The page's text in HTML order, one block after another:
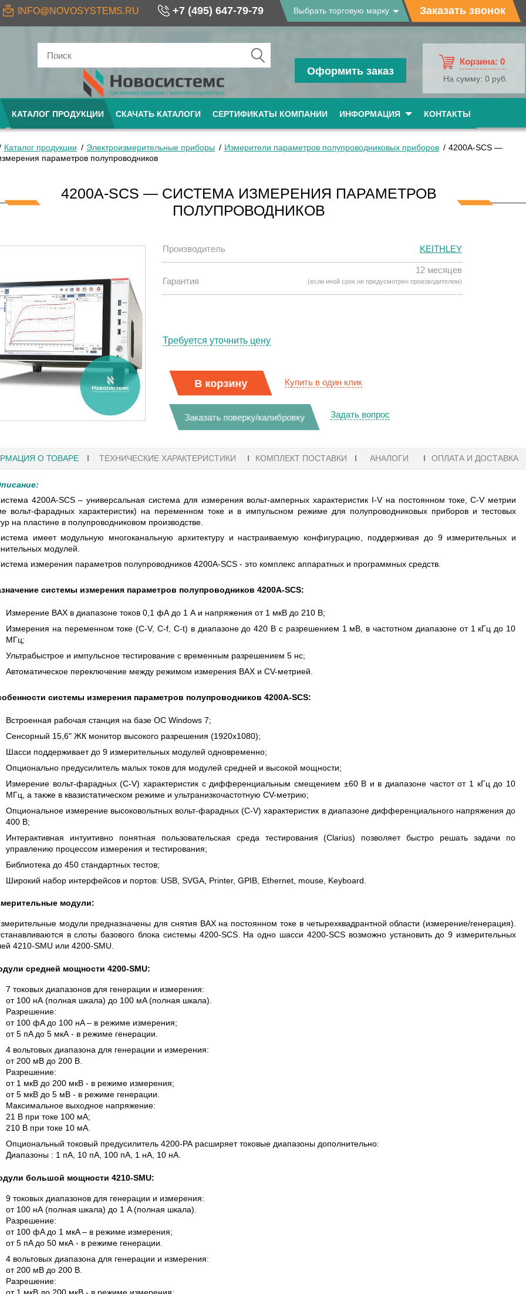
INFO@NOVOSYSTEMS.RU +7 (495) 647-79-79 Выбрать торговую марку Заказать звонок
Оформить заказ
Корзина: 0
На сумму: 0 руб.
КАТАЛОГ ПРОДУКЦИИ СКАЧАТЬ КАТАЛОГИ СЕРТИФИКАТЫ КОМПАНИИ ИНФОРМАЦИЯ КОНТАКТЫ
СЕРИИ UXR
В НАЛИЧИИ! ZVH8, АНАЛИЗАТОР
КАБЕЛЕЙ И АНТЕНН, 100 КГЦ ДО 8 ГГЦ
(ГОСРЕЕСТР РФ)
Прочитать
Каталог продукции Электроизмерительные приборы Измерители параметров полупроводниковых приборов
4200A-SCS —
параметров полупроводников
4200A-SCS — СИСТЕМА ИЗМЕРЕНИЯ ПАРАМЕТРОВ
ПОЛУПРОВОДНИКОВ
Производитель KEITHLEY
Гарантия
12 месяцев
(если иной срок не предусмотрен производителем)
Требуется уточнить цену
В корзину Купить в один клик
Заказать поверку/калибровку Задать вопрос
О ТОВАРЕ ТЕХНИЧЕСКИЕ ХАРАКТЕРИСТИКИ КОМПЛЕКТ ПОСТАВКИ АНАЛОГИ ОПЛАТА И ДОСТАВКА
4200A-SCS – универсальная система для измерения вольт-амперных характеристик I-V на постоянном токе, С-V метрии
вольт-фарадных характеристик) на переменном токе и в импульсном режиме для полупроводниковых приборов и тестовых
на пластине в полупроводниковом производстве.
имеет модульную многоканальную архитектуру и настраиваемую конфигурацию, поддерживая до 9 измерительных и
модулей.
измерения параметров полупроводников 4200A-SCS - это комплекс аппаратных и программных средств.
системы измерения параметров полупроводников 4200A-SCS:
Измерение ВАХ в диапазоне токов 0,1 фА до 1 А и напряжения от 1 мкВ до 210 В;
Измерения на переменном токе (C-V, C-f, C-t) в диапазоне до 420 В с разрешением 1 мВ, в частотном диапазоне от 1 кГц до 10
МГц;
Ультрабыстрое и импульсное тестирование с временным разрешением 5 нс;
Автоматическое переключение между режимом измерения ВАХ и CV-метрией.
системы измерения параметров полупроводников 4200A-SCS:
Встроенная рабочая станция на базе ОС Windows 7;
Сенсорный 15,6" ЖК монитор высокого разрешения (1920x1080);
Шасси поддерживает до 9 измерительных модулей одновременно;
Опционально предусилитель малых токов для модулей средней и высокой мощности;
Измерение вольт-фарадных (C-V) характеристик с дифференциальным смещением ±60 В и в диапазоне частот от 1 кГц до 10
МГц, а также в квазистатическом режиме и ультранизкочастотную CV-метрию;
Опциональное измерение высоковольтных вольт-фарадных (С-V) характеристик в диапазоне дифференциального напряжения до
400 В;
Интерактивная интуитивно понятная пользовательская среда тестирования (Clarius) позволяет быстро решать задачи по
управлению процессом измерения и тестирования;
Библиотека до 450 стандартных тестов;
Широкий набор интерфейсов и портов: USB, SVGA, Printer, GPIB, Ethernet, mouse, Keyboard.
модули:
модули предназначены для снятия ВАХ на постоянном токе в четырехквадрантной области (измерение/генерация).
в слоты базового блока системы 4200-SCS. На одно шасси 4200-SCS возможно установить до 9 измерительных
4210-SMU или 4200-SMU.
средней мощности 4200-SMU:
7 токовых диапазонов для генерации и измерения:
от 100 нА (полная шкала) до 100 мA (полная шкала).
Разрешение:
от 100 фA до 100 нA – в режиме измерения;
от 5 пA до 5 мкА - в режиме генерации.
4 вольтовых диапазона для генерации и измерения:
от 200 мВ до 200 В.
Разрешение:
от 1 мкВ до 200 мкВ - в режиме измерения;
от 5 мкВ до 5 мВ - в режиме генерации.
Максимальное выходное напряжение:
21 В при токе 100 мА;
210 В при токе 10 мА.
Опциональный токовый предусилитель 4200-PA расширяет токовые диапазоны дополнительно:
Диапазоны : 1 пА, 10 пА, 100 пА, 1 нА, 10 нА.
большой мощности 4210-SMU:
9 токовых диапазонов для генерации и измерения:
от 100 нА (полная шкала) до 1 A (полная шкала).
Разрешение:
от 100 фA до 1 мкA – в режиме измерения;
от 5 пA до 50 мкА - в режиме генерации.
4 вольтовых диапазона для генерации и измерения:
от 200 мВ до 200 В.
Разрешение: